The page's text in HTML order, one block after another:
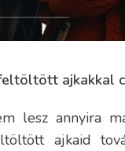
ajkakkal
lesz annyira
ajkaid